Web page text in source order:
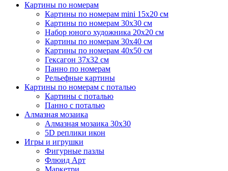
Картины по номерам
Картины по номерам mini 15х20 см
Картины по номерам 30x30 см
Набор юного художника 20х20 см
Картины по номерам 30х40 см
Картины по номерам 40х50 см
Гексагон 37х32 см
Панно по номерам
Рельефные картины
Картины по номерам с поталью
Картины с поталью
Панно с поталью
Алмазная мозаика
Алмазная мозаика 30х30
5D реплики икон
Игры и игрушки
Фигурные пазлы
Флюид Арт
Маркетри